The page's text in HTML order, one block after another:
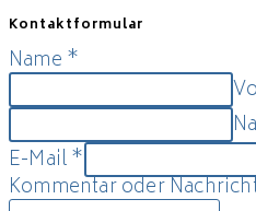
Kontaktformular
Name *
E-Mail*
Kommentar oder